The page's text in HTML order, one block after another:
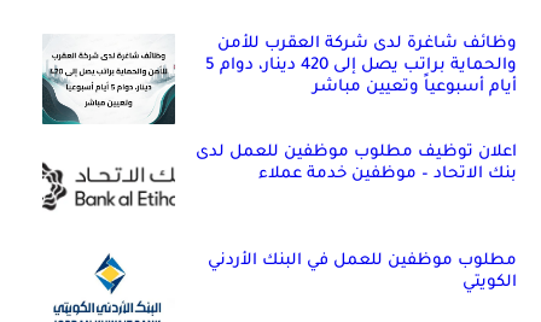
وظائف شاغرة لدى شركة العقرب للأمن
والحماية براتب يصل إلى 420 دينار، دوام 5
أيام أسبوعياً وتعيين مباشر
اعلان توظيف مطلوب موظفين للعمل لدى
بنك الاتحاد – موظفين خدمة عملاء
مطلوب موظفين للعمل في البنك الأردني
الكويتي